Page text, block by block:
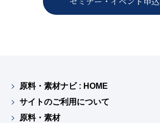
原料・素材ナビ : HOME
サイトのご利用について
原料・素材